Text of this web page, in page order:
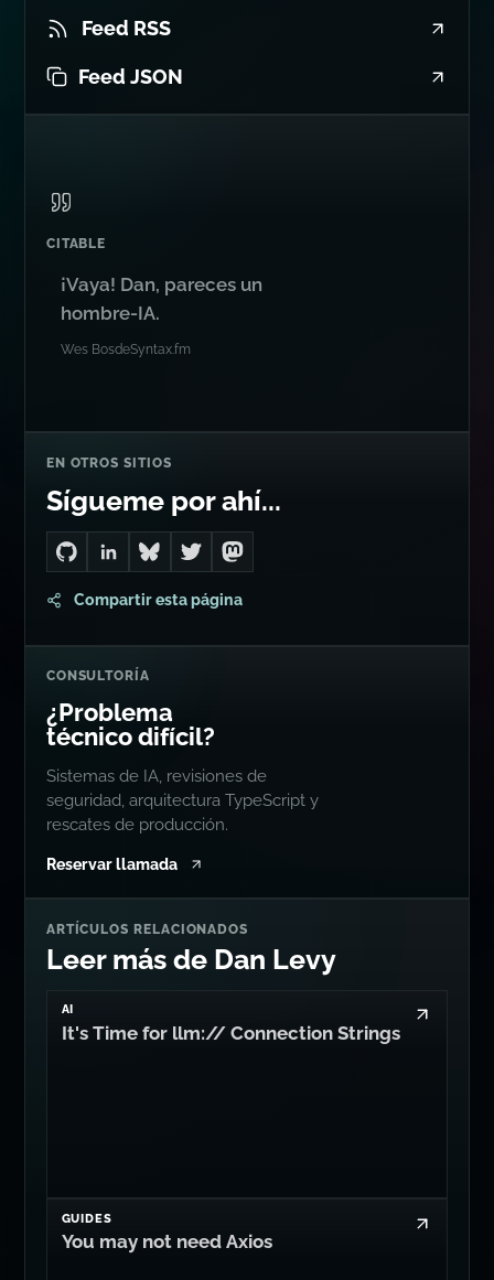
Feed RSS
Feed JSON
CITABLE
¡Vaya! Dan, pareces un
hombre-IA.
Wes BosdeSyntax.fm
EN OTROS SITIOS
Sígueme por ahí...
Go to Dan's GitHub
Connect with me on LinkedIn
Follow me on Bluesky
Follow me on Twitter
Follow me on Mastodon
Compartir esta página
CONSULTORÍA
¿Problema
técnico difícil?
Sistemas de IA, revisiones de
seguridad, arquitectura TypeScript y
rescates de producción.
Reservar llamada
ARTÍCULOS RELACIONADOS
Leer más de Dan Levy
AI
It's Time for llm:// Connection Strings
GUIDES
You may not need Axios